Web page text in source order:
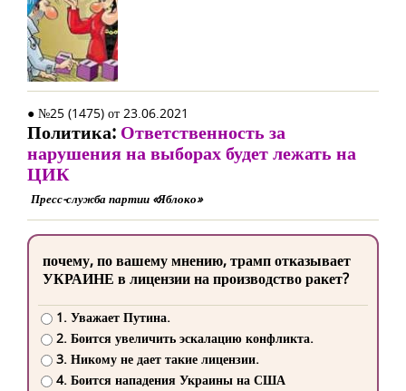
● №25 (1475) от 23.06.2021
Политика: Ответственность за
нарушения на выборах будет лежать на
ЦИК
Пресс-служба партии «Яблоко»
почему, по вашему мнению, трамп отказывает
УКРАИНЕ в лицензии на производство ракет?
1. Уважает Путина.
2. Боится увеличить эскалацию конфликта.
3. Никому не дает такие лицензии.
4. Боится нападения Украины на США